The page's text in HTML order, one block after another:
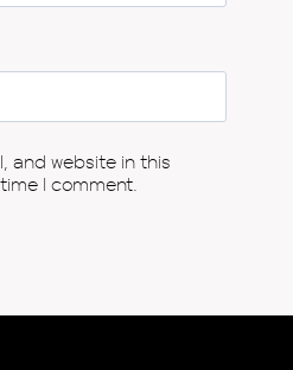
and website in this
I comment.